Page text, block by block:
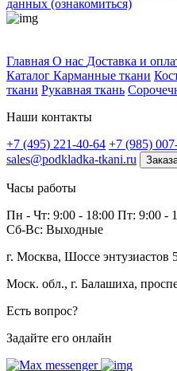
данных (ознакомиться)
Главная О нас Доставка и
Каталог Карманные ткани
ткани Рукавная ткань
Наши контакты
+7 (495) 221-40-64 +7 (985)
sales@podkladka-tkani.ru
Часы работы
Пн - Чт: 9:00 - 18:00 Пт: 9:00 -
Сб-Вс: Выходные
г. Москва, Шоссе энтузиастов
Моск. обл., г. Балашиха,
Есть вопрос?
Задайте его онлайн